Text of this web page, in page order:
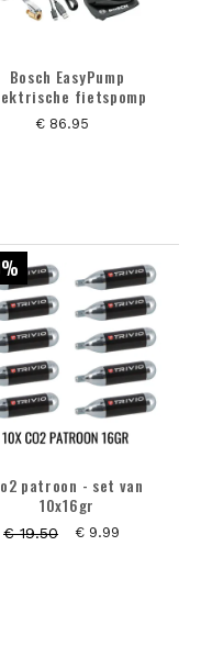
Bosch EasyPump
fietspomp
€ 86.95
patroon - set van
10x16gr
€ 19.50 € 9.99
%